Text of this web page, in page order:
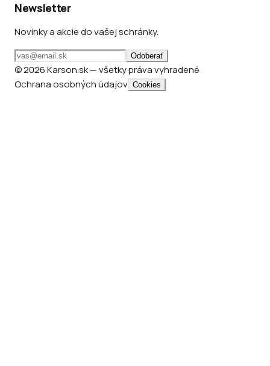
Newsletter
Novinky a akcie do vašej schránky.
Odoberať
© 2026 Karson.sk — všetky práva vyhradené
Ochrana osobných údajov Cookies